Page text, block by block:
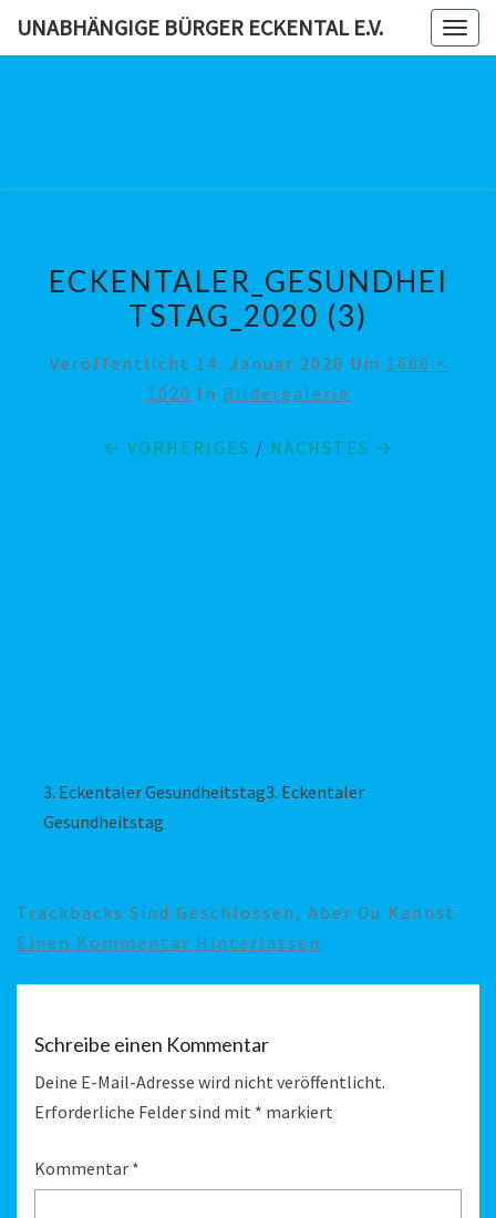
UNABHÄNGIGE BÜRGER ECKENTAL E.V.
ECKENTALER_GESUNDHEI
TSTAG_2020 (3)
Veröffentlicht 14. Januar 2020 Um 1600 ×
1020 In Bildergalerie
← VORHERIGES / NÄCHSTES →
3. Eckentaler Gesundheitstag3. Eckentaler
Gesundheitstag
Trackbacks Sind Geschlossen, Aber Du Kannst
Einen Kommentar Hinterlassen .
Schreibe einen Kommentar
Deine E-Mail-Adresse wird nicht veröffentlicht.
Erforderliche Felder sind mit * markiert
Kommentar *